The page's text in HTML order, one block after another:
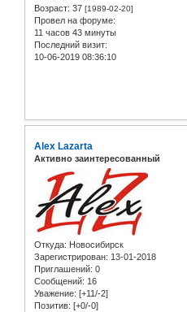
Возраст: 37 [1989-02-20]
Провел на форуме:
11 часов 43 минуты
Последний визит:
10-06-2019 08:36:10
Alex Lazarta
Активно заинтересованный
Откуда: Новосибирск
Зарегистрирован: 13-01-2018
Приглашений: 0
Сообщений: 16
Уважение: [+11/-2]
Позитив: [+0/-0]